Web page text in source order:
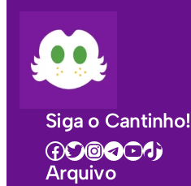
Siga o Cantinho!
Facebook Twitter InstagramTelegramYoutube TikTok
Arquivo